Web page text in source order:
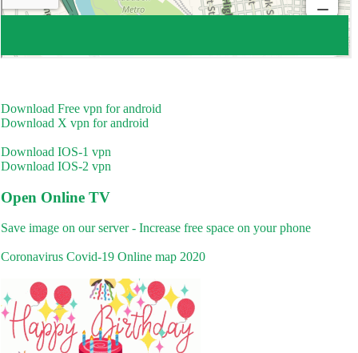
Download Free vpn for android
Download X vpn for android
Download IOS-1 vpn
Download IOS-2 vpn
Open Online TV
Save image on our server - Increase free space on your phone
Coronavirus Covid-19 Online map 2020